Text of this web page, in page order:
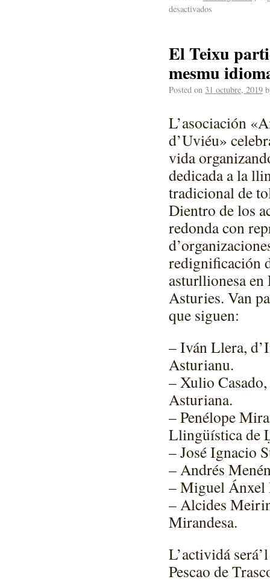
desactivados
El Teixu
mesmu
Posted on 31 octubre, 2019
L’asociación
d’Uviéu»
vida
dedicada a la
tradicional de
Dientro de los
redonda con
redignificación
asturllionesa
Asturies. Van
que siguen:
– Iván Llera,
Asturianu.
– Xulio
Asturiana.
– Penélope
Llingüística de
– José Ignacio
– Andrés
– Miguel Ánxel
– Alcides
Mirandesa.
L’actividá
Pescao de